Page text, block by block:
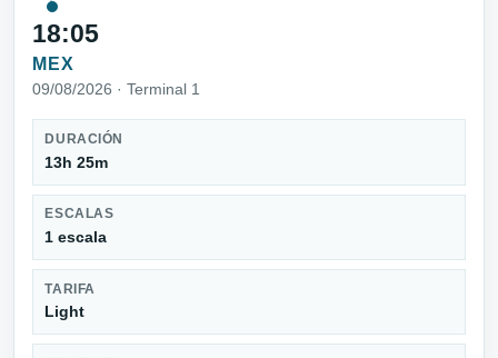
18:05
MEX
09/08/2026 · Terminal 1
DURACIÓN
13h 25m
ESCALAS
1 escala
TARIFA
Light